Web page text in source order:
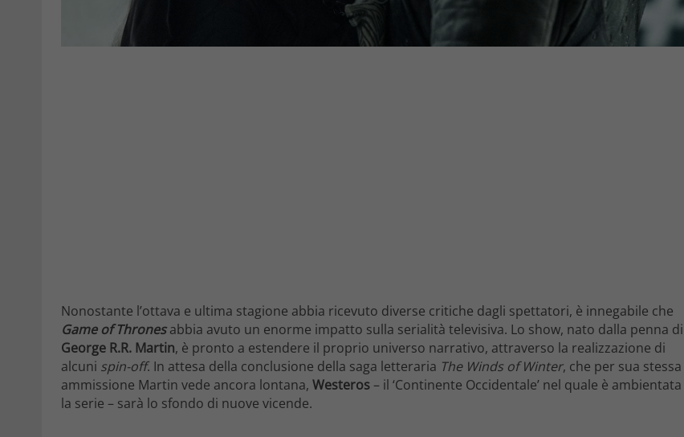
Nonostante l’ottava e ultima stagione abbia ricevuto diverse critiche dagli spettatori, è innegabile che
Game of Thronesabbia avuto un enorme impatto sulla serialità televisiva. Lo show, nato dalla penna di
George R.R. Martin, è pronto a estendere il proprio universo narrativo, attraverso la realizzazione di
alcuni spin-off. In attesa della conclusione della saga letteraria The Winds of Winter, che per sua stessa
ammissione Martin vede ancora lontana, Westeros– il ‘Continente Occidentale’ nel quale è ambientata
la serie – sarà lo sfondo di nuove vicende.